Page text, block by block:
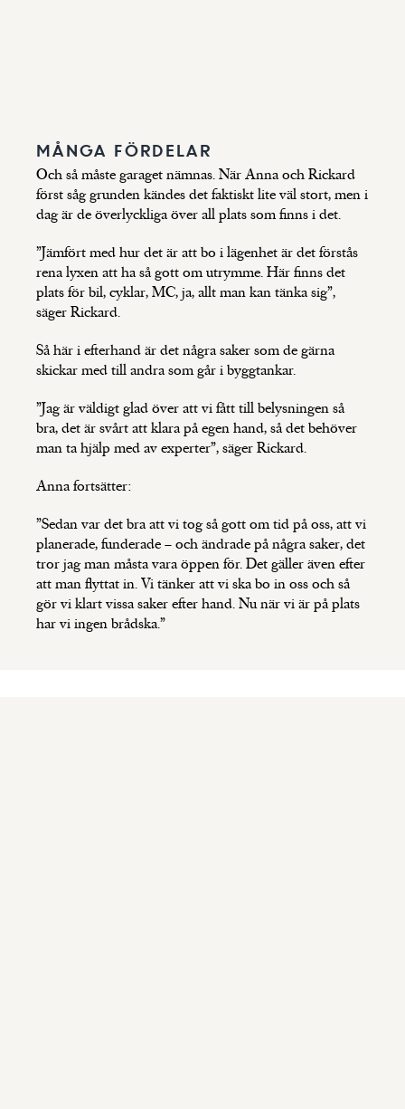
MÅNGA FÖRDELAR
Och så måste garaget nämnas. När Anna och Rickard
först såg grunden kändes det faktiskt lite väl stort, men i
dag är de överlyckliga över all plats som finns i det.
”Jämfört med hur det är att bo i lägenhet är det förstås
rena lyxen att ha så gott om utrymme. Här finns det
plats för bil, cyklar, MC, ja, allt man kan tänka sig”,
säger Rickard.
Så här i efterhand är det några saker som de gärna
skickar med till andra som går i byggtankar.
”Jag är väldigt glad över att vi fått till belysningen så
bra, det är svårt att klara på egen hand, så det behöver
man ta hjälp med av experter”, säger Rickard.
Anna fortsätter:
”Sedan var det bra att vi tog så gott om tid på oss, att vi
planerade, funderade – och ändrade på några saker, det
tror jag man måsta vara öppen för. Det gäller även efter
att man flyttat in. Vi tänker att vi ska bo in oss och så
gör vi klart vissa saker efter hand. Nu när vi är på plats
har vi ingen brådska.”